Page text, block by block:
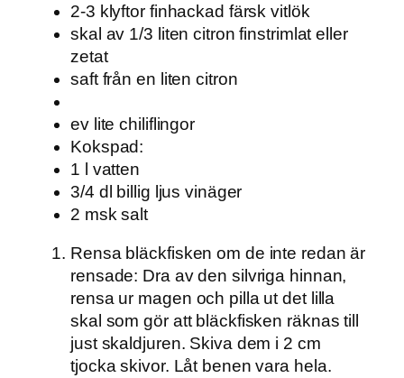
2-3 klyftor finhackad färsk vitlök
skal av 1/3 liten citron finstrimlat eller
zetat
saft från en liten citron
ev lite chiliflingor
Kokspad:
1 l vatten
3/4 dl billig ljus vinäger
2 msk salt
Rensa bläckfisken om de inte redan är
rensade: Dra av den silvriga hinnan,
rensa ur magen och pilla ut det lilla
skal som gör att bläckfisken räknas till
just skaldjuren. Skiva dem i 2 cm
tjocka skivor. Låt benen vara hela.